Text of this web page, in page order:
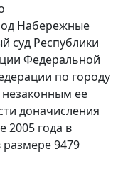
Набережные
суд Республики
Федеральной
по городу
ее
доначисления
2005 года в
9479